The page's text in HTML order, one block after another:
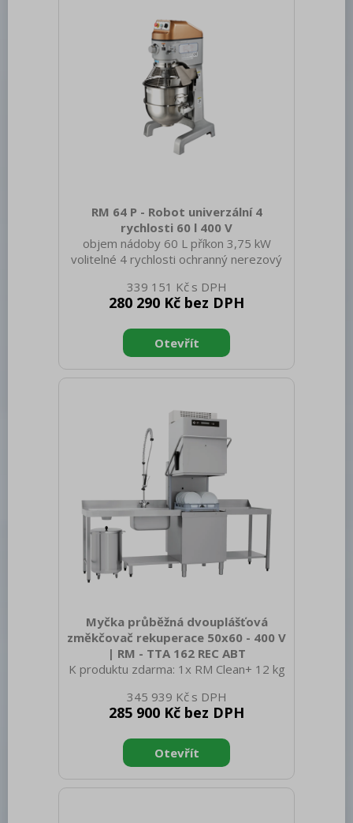
Světlá výška dveří [mm]: 465
Nastavitelné nožičky: Ano P
RM 64 P - Robot univerzální 4
rychlosti 60 l 400 V
objem nádoby 60 L příkon 3,75 kW
volitelné 4 rychlosti ochranný nerezový
konstrukce automatický zdvih nádoby
planetové uložení nástavců dokonalé
rotace total stop časovač bezpečnostní
mikrospínače součástí zařízení jsou
metla, hák, míchač a manipulační vozík
maso, krouhače zeleniny a kotlíku 40 l s
redukcí 400 V / 3N - 50 Hz
339 151 Kč
280 290 Kč bez DPH
Myčka průběžná dvouplášťová
změkčovač rekuperace 50x60 - 400 V
| RM - TTA 162 REC ABT
K produktu zdarma: 1x RM Clean+ 12 kg
(00012273) Sap kód: 00011301 Šířka
netto [mm]: 788 Hloubka netto [mm]:
netto [kg]: 125.00 Šířka brutto [mm]:
870 Hloubka brutto [mm]: 830 Výška
brutto [mm]: 2314 Hmotnost brutto
345 939 Kč
285 900 Kč bez DPH